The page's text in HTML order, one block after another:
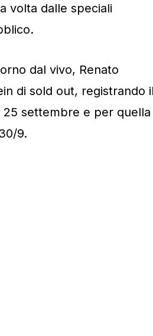
volta dalle speciali
dal vivo, Renato
di sold out, registrando
settembre e per quella
9.